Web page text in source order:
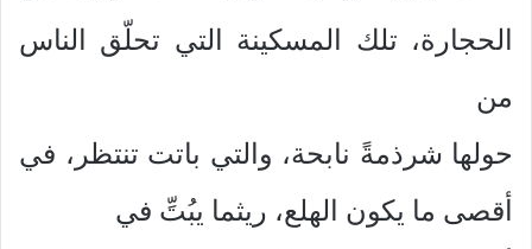
الحجارة، تلك المسكينة التي تحلّق الناس
من
حولها شرذمةً نابحة، والتي باتت تنتظر، في
أقصى ما يكون الهلع، ريثما يبُتِّ في